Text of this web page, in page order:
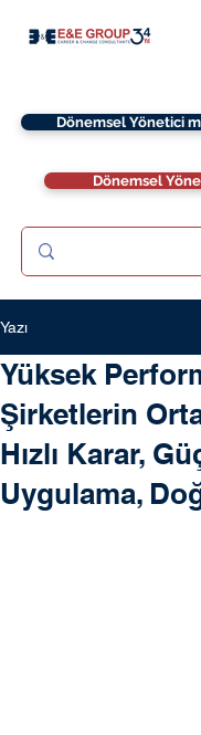
Dönemsel Yönetici
Dönemsel
Yazı
Yüksek
Şirketlerin
Hızlı Karar,
Uygulama,